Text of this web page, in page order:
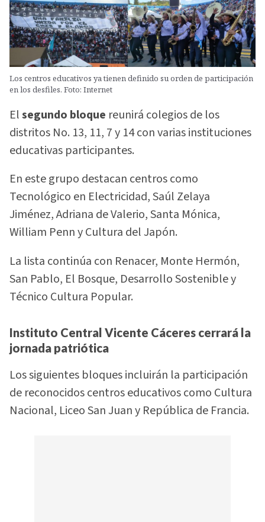
Los centros educativos ya tienen definido su orden de participación
en los desfiles. Foto: Internet
Elsegundo bloque reunirá colegios de los
distritos No. 13, 11, 7 y 14 con varias instituciones
educativas participantes.
En este grupo destacan centros como
Tecnológico en Electricidad, Saúl Zelaya
Jiménez, Adriana de Valerio, Santa Mónica,
William Penn y Cultura del Japón.
La lista continúa con Renacer, Monte Hermón,
San Pablo, El Bosque, Desarrollo Sostenible y
Técnico Cultura Popular.
Instituto Central Vicente Cáceres cerrará la
jornada patriótica
Los siguientes bloques incluirán la participación
de reconocidos centros educativos como Cultura
Nacional, Liceo San Juan y República de Francia.